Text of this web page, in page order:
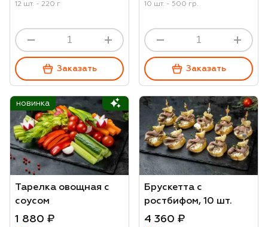
12 шт. - 220 г
Заказать
10 шт. - 500 гр.
Заказать
новинка
Тарелка овощная с
соусом
1 880 ₽
Брускетта с
ростбифом, 10 шт.
4 360 ₽